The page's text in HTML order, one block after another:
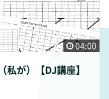
04:00
私が）【DJ講座】